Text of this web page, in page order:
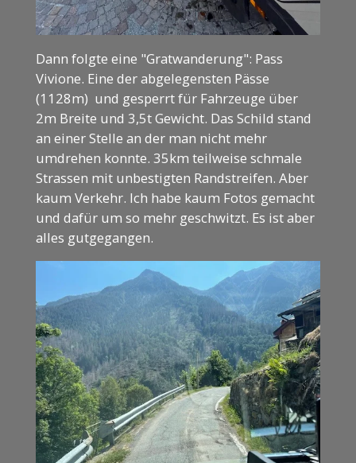
Dann folgte eine "Gratwanderung": Pass
Vivione. Eine der abgelegensten Pässe
(1128m) und gesperrt für Fahrzeuge über
2m Breite und 3,5t Gewicht. Das Schild stand
an einer Stelle an der man nicht mehr
umdrehen konnte. 35km teilweise schmale
Strassen mit unbestigten Randstreifen. Aber
kaum Verkehr. Ich habe kaum Fotos gemacht
und dafür um so mehr geschwitzt. Es ist aber
alles gutgegangen.